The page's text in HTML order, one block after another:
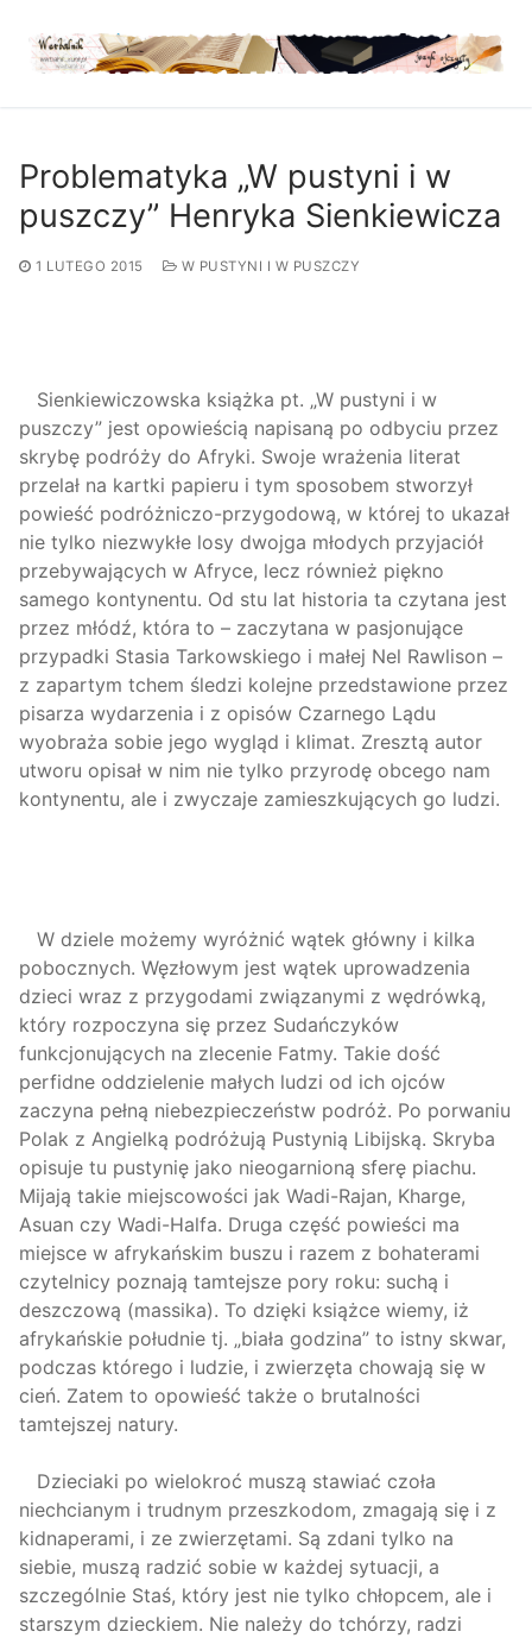
treści
Problematyka „W pustyni i w
puszczy” Henryka Sienkiewicza
1 LUTEGO 2015 W PUSTYNI I W PUSZCZY
Sienkiewiczowska książka pt. „W pustyni i w
puszczy” jest opowieścią napisaną po odbyciu przez
skrybę podróży do Afryki. Swoje wrażenia literat
przelał na kartki papieru i tym sposobem stworzył
powieść podróżniczo-przygodową, w której to ukazał
nie tylko niezwykłe losy dwojga młodych przyjaciół
przebywających w Afryce, lecz również piękno
samego kontynentu. Od stu lat historia ta czytana jest
przez młódź, która to – zaczytana w pasjonujące
przypadki Stasia Tarkowskiego i małej Nel Rawlison –
z zapartym tchem śledzi kolejne przedstawione przez
pisarza wydarzenia i z opisów Czarnego Lądu
wyobraża sobie jego wygląd i klimat. Zresztą autor
utworu opisał w nim nie tylko przyrodę obcego nam
kontynentu, ale i zwyczaje zamieszkujących go ludzi.
W dziele możemy wyróżnić wątek główny i kilka
pobocznych. Węzłowym jest wątek uprowadzenia
dzieci wraz z przygodami związanymi z wędrówką,
który rozpoczyna się przez Sudańczyków
funkcjonujących na zlecenie Fatmy. Takie dość
perfidne oddzielenie małych ludzi od ich ojców
zaczyna pełną niebezpieczeństw podróż. Po porwaniu
Polak z Angielką podróżują Pustynią Libijską. Skryba
opisuje tu pustynię jako nieogarnioną sferę piachu.
Mijają takie miejscowości jak Wadi-Rajan, Kharge,
Asuan czy Wadi-Halfa. Druga część powieści ma
miejsce w afrykańskim buszu i razem z bohaterami
czytelnicy poznają tamtejsze pory roku: suchą i
deszczową (massika). To dzięki książce wiemy, iż
afrykańskie południe tj. „biała godzina” to istny skwar,
podczas którego i ludzie, i zwierzęta chowają się w
cień. Zatem to opowieść także o brutalności
tamtejszej natury.
Dzieciaki po wielokroć muszą stawiać czoła
niechcianym i trudnym przeszkodom, zmagają się i z
kidnaperami, i ze zwierzętami. Są zdani tylko na
siebie, muszą radzić sobie w każdej sytuacji, a
szczególnie Staś, który jest nie tylko chłopcem, ale i
starszym dzieckiem. Nie należy do tchórzy, radzi